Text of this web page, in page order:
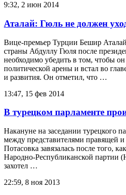
9:32, 2 июн 2014
Аталай: Гюль не должен
Вице-премьер Турции Бешир Аталай
страны Абдуллу Гюля после
необходимо убедить в том, чтобы
политической арены и встал во
и развития. Он отметил, что …
13:47, 15 фев 2014
В турецком парламенте
Накануне на заседании турецкого
между представителями правящей
Потасовка завязалась после того,
Народно-Республиканской партии
захотел …
22:59, 8 ноя 2013